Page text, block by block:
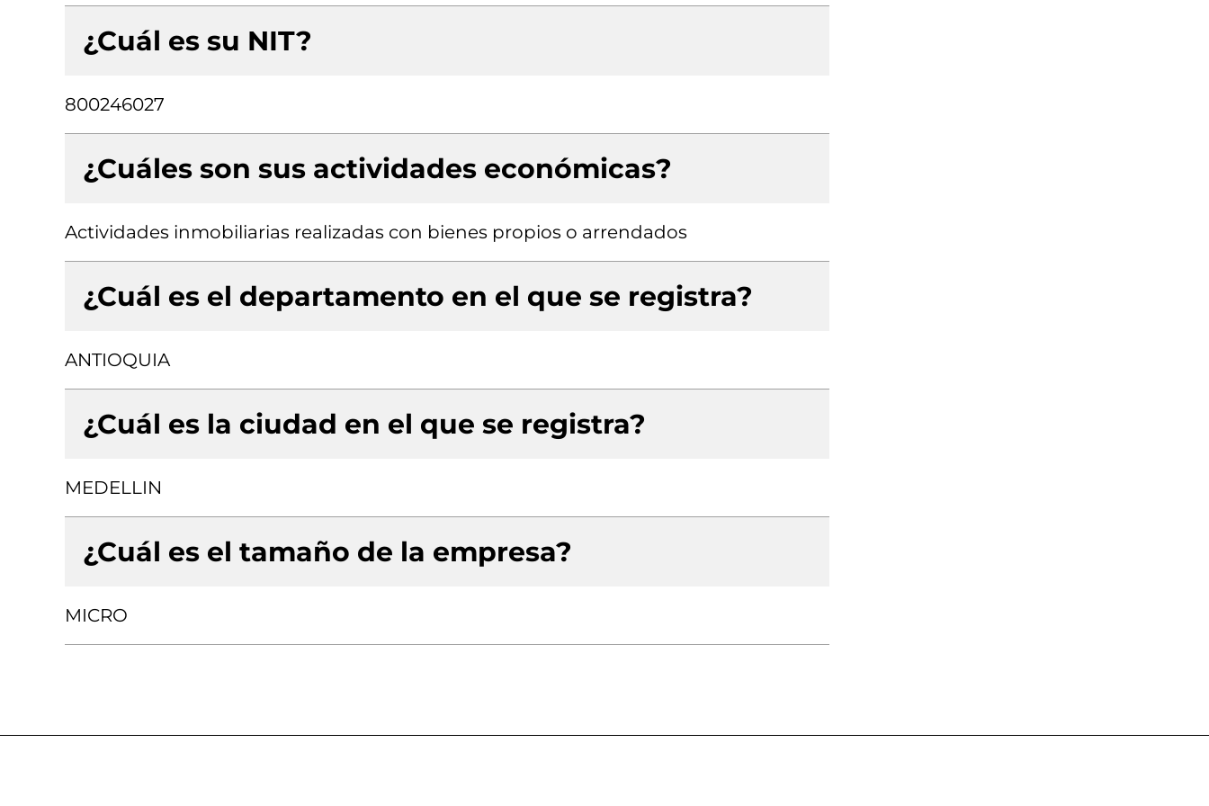
¿Cuál es su NIT?
800246027
¿Cuáles son sus actividades económicas?
Actividades inmobiliarias realizadas con bienes propios o arrendados
¿Cuál es el departamento en el que se registra?
ANTIOQUIA
¿Cuál es la ciudad en el que se registra?
MEDELLIN
¿Cuál es el tamaño de la empresa?
MICRO